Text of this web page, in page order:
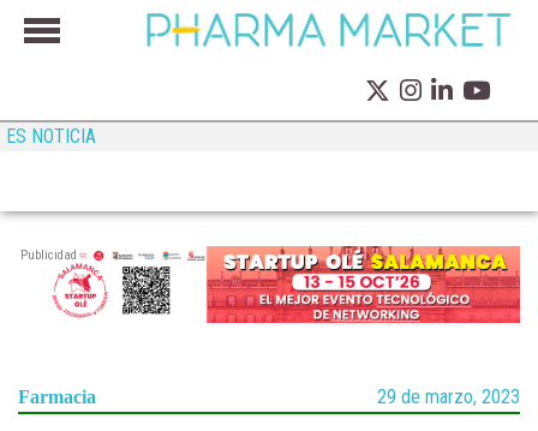
ES NOTICIA
Publicidad
Farmacia 29 de marzo, 2023